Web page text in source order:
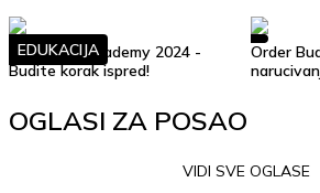
Soft Skills Academy 2024 -
Budite korak ispred!
EDUKACIJA
Order
OGLASI ZA POSAO
VIDI SVE OGLASE